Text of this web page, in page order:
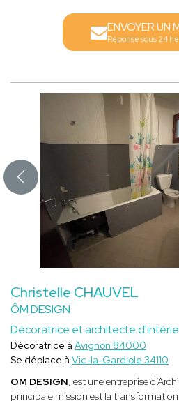
ENVOYER UN
Réponse sous 24
Christelle CHAUVEL
ÔM DESIGN
Décoratrice et architecte
Décoratrice à Avignon 84000
Se déplace à Vic-la-Gardiole 34110
OM DESIGN , est une entreprise
principale mission est la